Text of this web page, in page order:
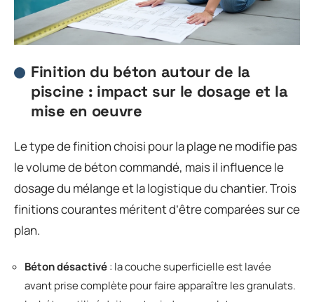
Finition du béton autour de la
piscine : impact sur le dosage et la
mise en oeuvre
Le type de finition choisi pour la plage ne modifie pas
le volume de béton commandé, mais il influence le
dosage du mélange et la logistique du chantier. Trois
finitions courantes méritent d’être comparées sur ce
plan.
Béton désactivé: la couche superficielle est lavée
avant prise complète pour faire apparaître les granulats.